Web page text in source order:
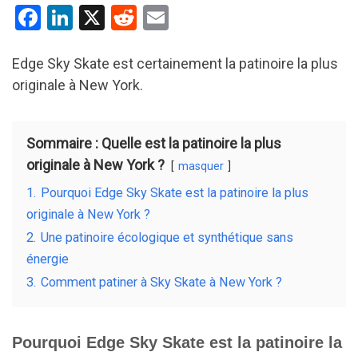
F
ce
b
o
k
Li
ke
dI
X
R
d
di
ail
Edge Sky Skate est certainement la patinoire la plus
originale à New York.
Sommaire : Quelle est la patinoire la plus
originale à New York ?
masquer
1. Pourquoi Edge Sky Skate est la patinoire la plus
originale à New York ?
2. Une patinoire écologique et synthétique sans
énergie
3. Comment patiner à Sky Skate à New York ?
Pourquoi Edge Sky Skate est la patinoire la